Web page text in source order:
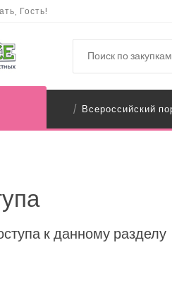
Гость!
/ Всероссийский
к данному разделу